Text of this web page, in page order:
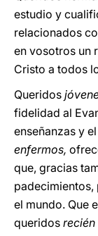
estudio y
relacionados
en vosotros un
Cristo a todos
Queridos
fidelidad al
enseñanzas y
enfermos,
que, gracias
padecimientos,
el mundo. Que
queridos